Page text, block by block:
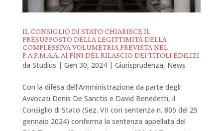
IL CONSIGLIO DI STATO CHIARISCE IL
PRESUPPOSTO DELLA LEGITTIMITÀ DELLA
COMPLESSIVA VOLUMETRIA PREVISTA NEL
P.A.P.M.A.A. AI FINI DEL RILASCIO DEI TITOLI EDILIZI
da Studius | Gen 30, 2024| Giurisprudenza, News
Con la difesa dell’Amministrazione da parte degli
Avvocati Denis De Sanctis e David Benedetti, il
Consiglio di Stato (Sez. VII con sentenza n. 805 del 25
gennaio 2024) conferma la sentenza appellata del